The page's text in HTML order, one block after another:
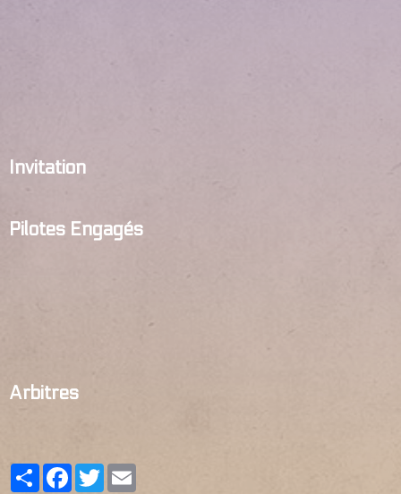
Invitation
Pilotes Engagés
Arbitres
PartagerFacebook
Twitter